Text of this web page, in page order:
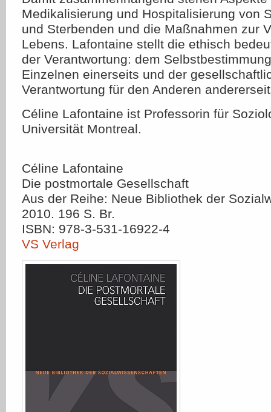
Medikalisierung und Hospitalisierung von
und Sterbenden und die Maßnahmen zur
Lebens. Lafontaine stellt die ethisch
der Verantwortung: dem
Einzelnen einerseits und der
Verantwortung für den Anderen
Céline Lafontaine ist Professorin für
Universität Montreal.
Céline Lafontaine
Die postmortale Gesellschaft
Aus der Reihe: Neue Bibliothek der
2010. 196 S. Br.
ISBN: 978-3-531-16922-4
VS Verlag